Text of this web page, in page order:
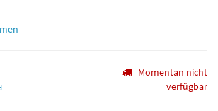
Momentan nicht
verfügbar